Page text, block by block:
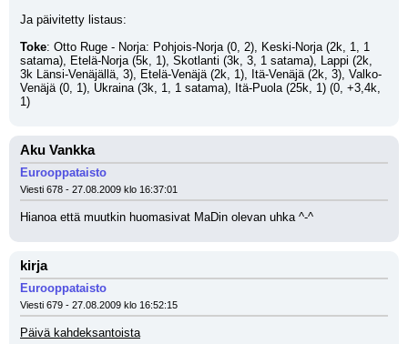
Ja päivitetty listaus:
Toke: Otto Ruge - Norja: Pohjois-Norja (0, 2), Keski-Norja (2k, 1, 1
satama), Etelä-Norja (5k, 1), Skotlanti (3k, 3, 1 satama), Lappi (2k,
3k Länsi-Venäjällä, 3), Etelä-Venäjä (2k, 1), Itä-Venäjä (2k, 3), Valko-
Venäjä (0, 1), Ukraina (3k, 1, 1 satama), Itä-Puola (25k, 1) (0, +3,4k,
1)
Aku Vankka
Eurooppataisto
Viesti 678 - 27.08.2009 klo 16:37:01
Hianoa että muutkin huomasivat MaDin olevan uhka ^-^
kirja
Eurooppataisto
Viesti 679 - 27.08.2009 klo 16:52:15
Päivä kahdeksantoista